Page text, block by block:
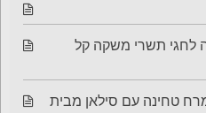
לחגי תשרי משקה קל
טחינה עם סילאן מבית